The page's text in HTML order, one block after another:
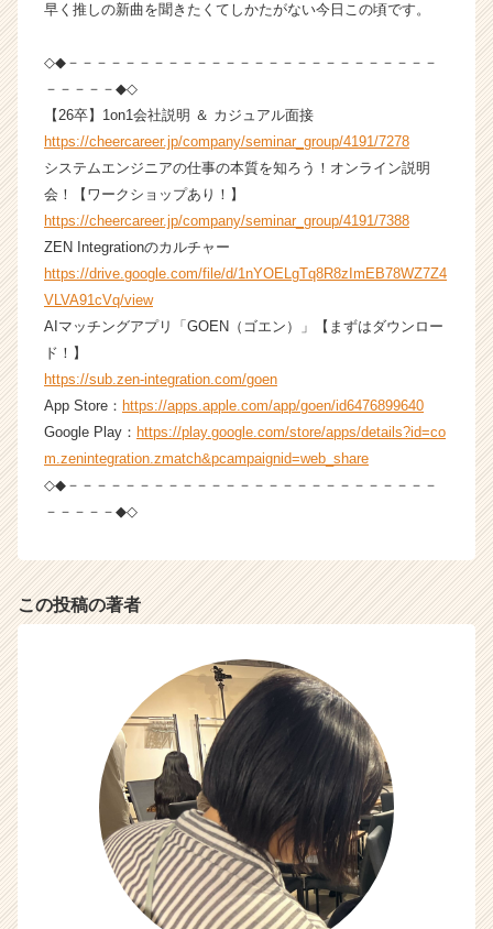
く
活
イ
ト
チ
ア
キ
ャ
リ
e
r
C
a
r
早く推しの新曲を聞きたくてしかたがない今日この頃です。
◇◆－－－－－－－－－－－－－－－－－－－－－－－－－－
－－－－－◆◇
【26卒】1on1会社説明 ＆ カジュアル面接
https://cheercareer.jp/company/seminar_group/4191/7278
システムエンジニアの仕事の本質を知ろう！オンライン説明
会！【ワークショップあり！】
https://cheercareer.jp/company/seminar_group/4191/7388
ZEN Integrationのカルチャー
https://drive.google.com/file/d/1nYOELgTq8R8zImEB78WZ7Z4
VLVA91cVq/view
AIマッチングアプリ「GOEN（ゴエン）」【まずはダウンロー
ド！】
https://sub.zen-integration.com/goen
App Store： https://apps.apple.com/app/goen/id6476899640
Google Play： https://play.google.com/store/apps/details?id=co
m.zenintegration.zmatch&pcampaignid=web_share
◇◆－－－－－－－－－－－－－－－－－－－－－－－－－－
－－－－－◆◇
この投稿の著者